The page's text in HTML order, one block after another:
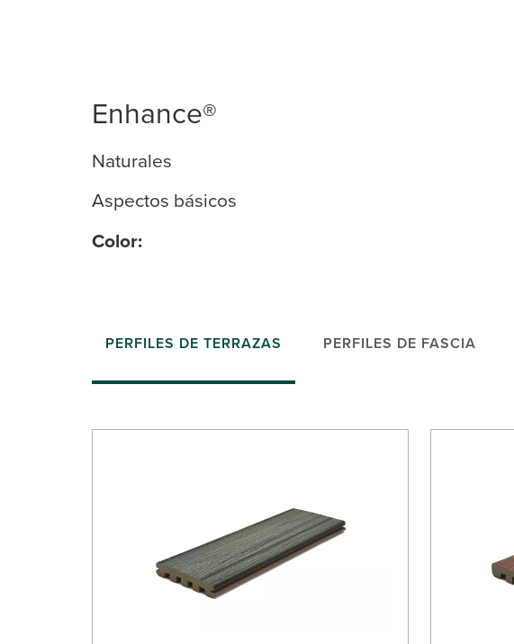
Enhance®
Naturales
Aspectos básicos
Color:
PERFILES DE TERRAZAS PERFILES DE FASCIA